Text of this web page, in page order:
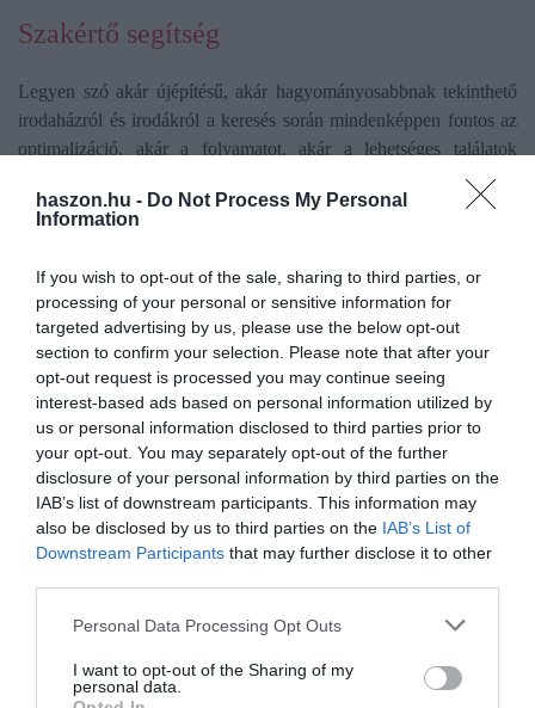
haszon.hu - Do Not Process My Personal
Information
If you wish to opt-out of the sale, sharing to third parties, or
processing of your personal or sensitive information for
targeted advertising by us, please use the below opt-out
section to confirm your selection. Please note that after your
opt-out request is processed you may continue seeing
interest-based ads based on personal information utilized by
us or personal information disclosed to third parties prior to
your opt-out. You may separately opt-out of the further
disclosure of your personal information by third parties on the
IAB’s list of downstream participants. This information may
also be disclosed by us to third parties on the IAB’s List of
Downstream Participants that may further disclose it to other
Please note that this website/app uses one or more Google
not limited to your visit or usage behaviour. You may click to
grant or deny consent to Google and its third-party tags to
Personal Data Processing Opt Outs
I want to opt-out of the Sharing of my
personal data.
Szakértő segítség
Legyen szó akár újépítésű, akár hagyományosabbnak tekinthető
irodaházról és irodákról a keresés során mindenképpen fontos az
optimalizáció, akár a folyamatot, akár a lehetséges találatok
szűrését tekintve. Ezután pedig a tárgyalóasztalnál sem árt, ha
adott némi dörzsöltség, hogy kedvezőbb feltételeket alkudhassunk
Ha az üzleti ingatlanok piacán jártas céggel társulva vágunk neki a
keresésnek, a komplett folyamat sokkal egyszerűbb, átláthatóbb és
gyorsabban levezényelhetővé válik. Enélkül a folyamat még
optimális esetben is 6-12 hónapra elhúzódhat, ami sok tekintetben
megnehezíti az átállást és a költözést, illetve a költségek terén is
plusz terhet jelent. A kiadó irodák budapesti felhozatala óriási
merítési lehetőségekkel bír, így a profi segítség sosem árthat.
iroda irodapiac budapest megoldás irodaházak